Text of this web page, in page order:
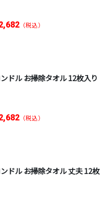
（税込）
ドル お掃除タオル 12枚入り
（税込）
ドル お掃除タオル 丈夫 12枚